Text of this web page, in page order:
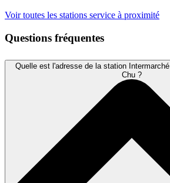
Voir toutes les stations service à proximité
Questions fréquentes
Quelle est l'adresse de la station
Chu ?